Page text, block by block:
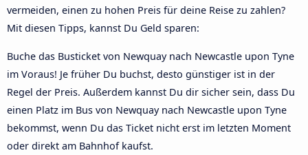
vermeiden, einen zu hohen Preis für deine Reise zu zahlen?
Mit diesen Tipps, kannst Du Geld sparen:
Buche das Busticket von Newquay nach Newcastle upon Tyne
im Voraus! Je früher Du buchst, desto günstiger ist in der
Regel der Preis. Außerdem kannst Du dir sicher sein, dass Du
einen Platz im Bus von Newquay nach Newcastle upon Tyne
bekommst, wenn Du das Ticket nicht erst im letzten Moment
oder direkt am Bahnhof kaufst.